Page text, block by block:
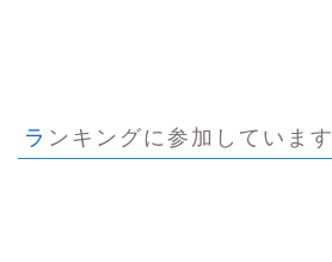
ランキングに参加しています